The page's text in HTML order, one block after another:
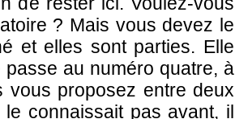
? Mais vous devez le
et elles sont parties. Elle
au numéro quatre, à
vous proposez entre deux
connaissait pas avant, il